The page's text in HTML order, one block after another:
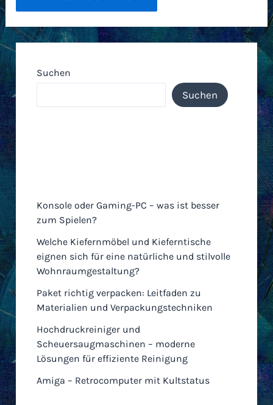
Suchen
Suchen
Konsole oder Gaming-PC – was ist besser
zum Spielen?
Welche Kiefernmöbel und Kieferntische
eignen sich für eine natürliche und stilvolle
Wohnraumgestaltung?
Paket richtig verpacken: Leitfaden zu
Materialien und Verpackungstechniken
Hochdruckreiniger und
Scheuersaugmaschinen – moderne
Lösungen für effiziente Reinigung
Amiga – Retrocomputer mit Kultstatus